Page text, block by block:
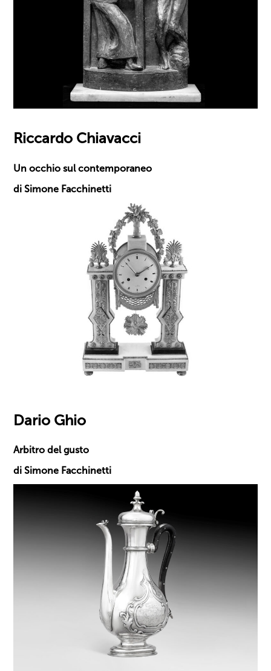
Riccardo Chiavacci
Un occhio sul contemporaneo
di Simone Facchinetti
Dario Ghio
Arbitro del gusto
di Simone Facchinetti